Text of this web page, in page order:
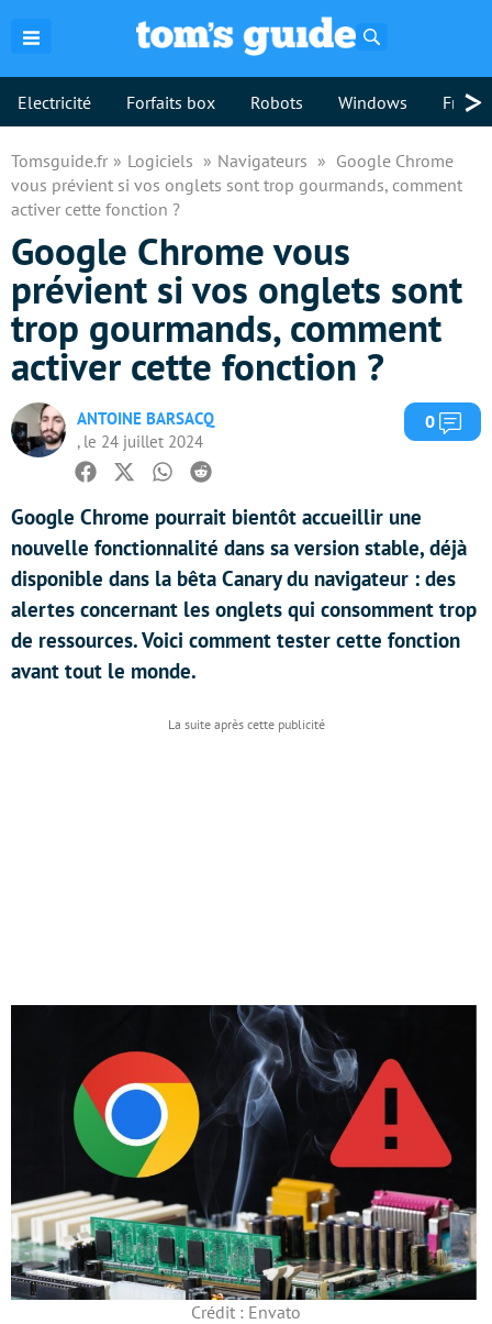
Electricité Forfaits box Robots Windows >
Tomsguide.fr Logiciels Navigateurs
Google Chrome
vous prévient si vos onglets sont trop gourmands, comment
activer cette fonction ?
Google Chrome vous
prévient si vos onglets sont
trop gourmands, comment
activer cette fonction ?
ANTOINE BARSACQ
, le 24 juillet 2024
0
Facebook
TwitterWhatsapp
Reddit
Google Chrome pourrait bientôt accueillir une
nouvelle fonctionnalité dans sa version stable, déjà
disponible dans la bêta Canary du navigateur : des
alertes concernant les onglets qui consomment trop
de ressources. Voici comment tester cette fonction
avant tout le monde.
Crédit : Envato